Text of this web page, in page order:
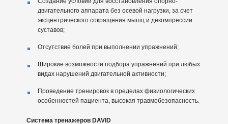
двигательного аппарата без осевой нагрузки, за счет
эксцентрического сокращения мышц и декомпрессии
суставов;
Отсутствие болей при выполнении упражнений;
Широкие возможности подбора упражнений при любых
видах нарушений двигательной активности;
Проведение тренировок в пределах физиологических
особенностей пациента, высокая травмобезопасность.
Система тренажеров DAVID